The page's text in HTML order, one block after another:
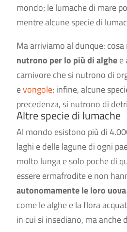
mondo; le lumache di mare
mentre alcune specie di
Ma arriviamo al dunque:
nutrono per lo più di alghee
carnivore che si nutrono di
evongole; infine, alcune
precedenza, si nutrono di
Altre specie di lumache
Al mondo esistono più di
laghi e delle lagune di ogni
molto lunga e solo poche di
essere ermafrodite e non
autonomamente le loro uova
come le alghe e la flora
in cui si insediano, ma anche